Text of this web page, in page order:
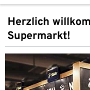
Herzlich
Supermarkt!